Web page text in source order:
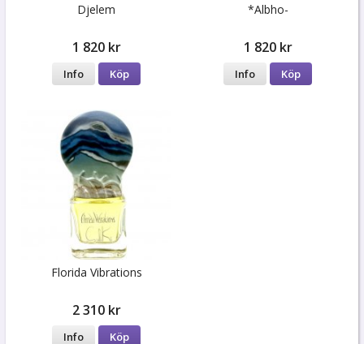
Djelem
1 820 kr
Info Köp
*Albho-
1 820 kr
Info Köp
Florida Vibrations
2 310 kr
Info Köp